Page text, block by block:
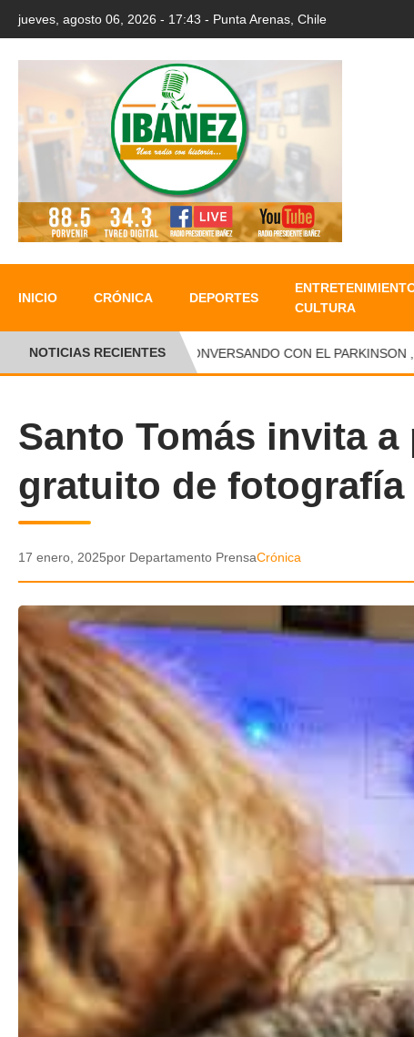
jueves, agosto 06, 2026 - 17:43 - Punta Arenas, Chile
INICIO CRÓNICA DEPORTES
CULTURA
NOTICIAS RECIENTESCONVERSANDO CON EL PARKINSON ,
Santo Tomás invita
gratuito de fotografía
17 enero, 2025por Departamento PrensaCrónica